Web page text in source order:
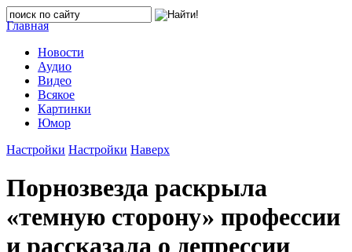
Главная
Новости
Аудио
Видео
Всякое
Картинки
Юмор
Настройки Настройки Наверх
Порнозвезда раскрыла
«темную сторону» профессии
и рассказала о депрессии